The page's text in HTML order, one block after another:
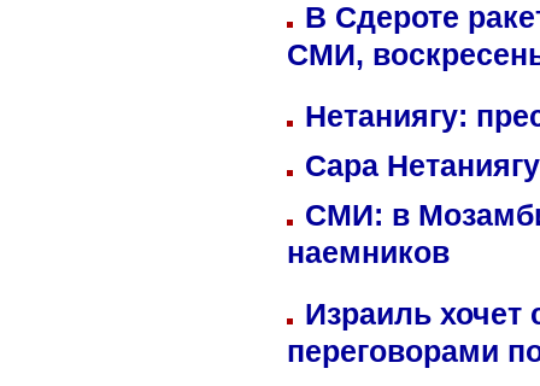
В Сдероте
СМИ,
Нетаниягу:
Сара
СМИ: в
наемников
Израиль хочет
переговорами